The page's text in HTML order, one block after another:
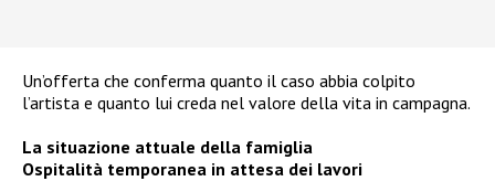
Un’offerta che conferma quanto il caso abbia colpito
l’artista e quanto lui creda nel valore della vita in campagna.
La situazione attuale della famiglia
Ospitalità temporanea in attesa dei lavori